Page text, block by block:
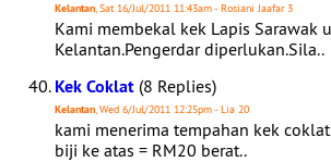
Kelantan, Sat 16/Jul/2011 11:43am - Rosiani Jaafar 3
Kami membekal kek Lapis Sarawak
Kelantan.Pengerdar diperlukan.Sila..
Kek Coklat (8 Replies)
Kelantan, Wed 6/Jul/2011 12:25pm - Lia 20
kami menerima tempahan kek
biji ke atas = RM20 berat..